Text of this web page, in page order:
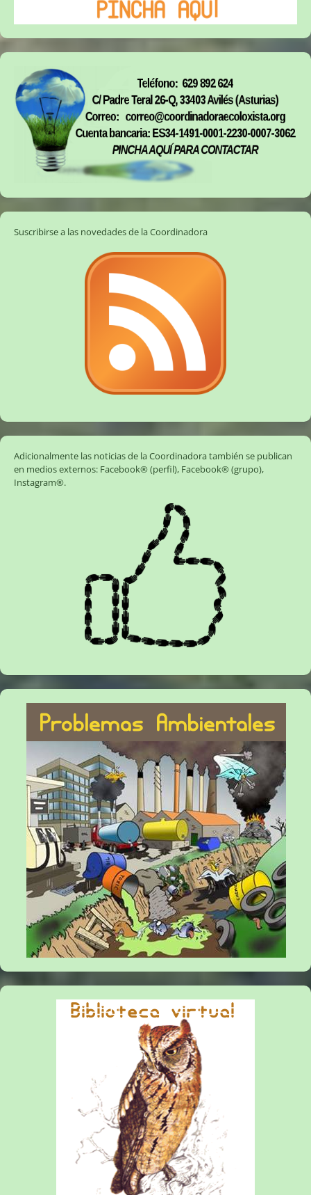
Suscribirse a las novedades de la Coordinadora
Adicionalmente las noticias de la Coordinadora también se publican
en medios externos: Facebook® (perfil), Facebook® (grupo),
Instagram®.